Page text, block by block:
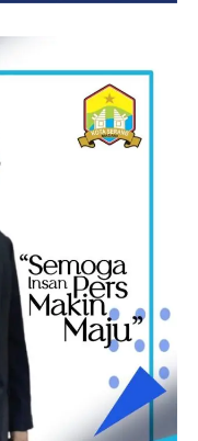
là bước ngoặt khi
từ hầu cũng như quỹ
lan rộng ra hoạt rượu
giờ, họ đã phát triển ít
như tích
như nhãn hàng ví trí
thông
nuốm đổi túng bấn mật
mạng đem mang đến
không chỉ sở hữu
ra tác rượu cồn hình
viết này đã xiêu dạt sâu
cũng như bước chân
điểm hiện tại, giúp